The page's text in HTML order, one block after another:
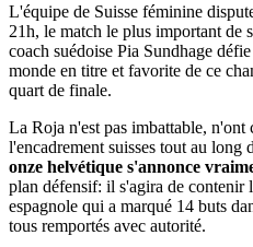
L'équipe de Suisse féminine
21h, le match le plus important de
coach suédoise Pia Sundhage
monde en titre et favorite de ce
quart de finale.
La Roja n'est pas imbattable, n'ont
l'encadrement suisses tout au long
onze helvétique s'annonce
plan défensif: il s'agira de contenir
espagnole qui a marqué 14 buts
tous remportés avec autorité.